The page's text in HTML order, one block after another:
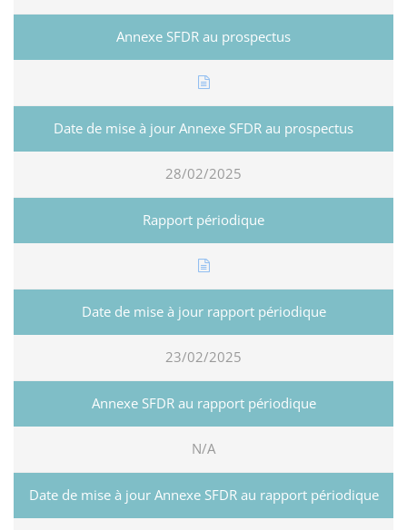
28/02/2025
23/02/2025
N/A